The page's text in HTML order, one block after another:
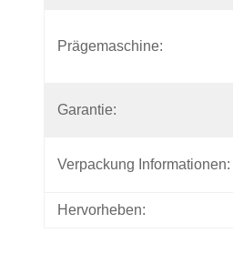
Prägemaschine:
Garantie:
Verpackung Informationen:
Hervorheben: